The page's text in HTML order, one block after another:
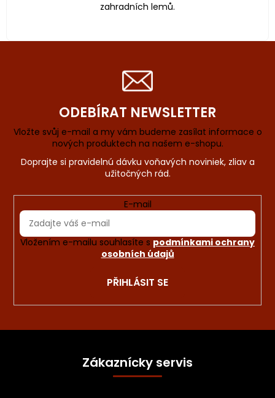
zahradních lemů.
ODEBÍRAT NEWSLETTER
Vložte svůj e-mail a my vám budeme zasílat informace o
nových produktech na našem e-shopu.
E-mail
Vložením e-mailu souhlasíte s podmínkami ochrany
osobních údajů
PŘIHLÁSIT SE
Zákaznícky servis